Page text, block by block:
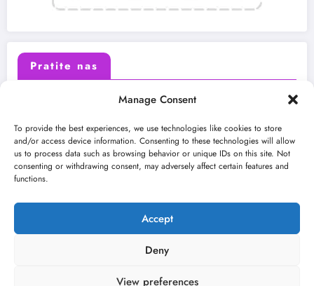
Manage Consent
To provide the best experiences, we use technologies like cookies to store
and/or access device information. Consenting to these technologies will allow
us to process data such as browsing behavior or unique IDs on this site. Not
consenting or withdrawing consent, may adversely affect certain features and
functions.
Accept
Deny
View preferences
Pratite nas
Instagram Youtube